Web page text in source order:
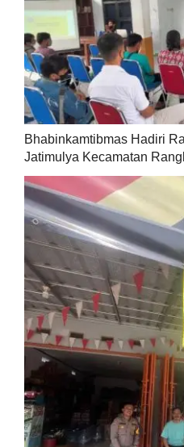
Bhabinkamtibmas Hadiri
Jatimulya Kecamatan